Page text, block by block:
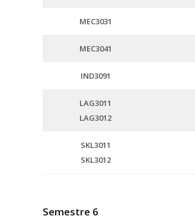
MEC3031
MEC3041
IND3091
LAG3011
LAG3012
SKL3011
SKL3012
Semestre 6